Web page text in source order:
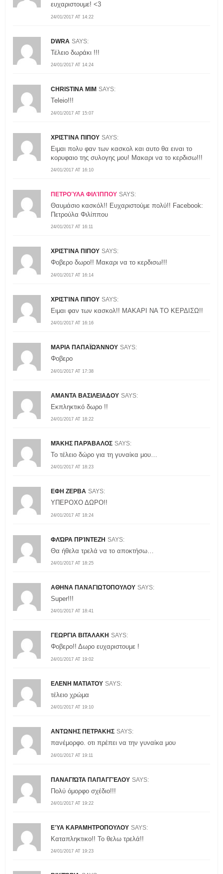
24/01/2017 AT 14:22
ευχαριστουμε! <3
DWRA SAYS:
24/01/2017 AT 14:24
Τέλειο δωράκι !!!
CHRISTINA MIM SAYS:
24/01/2017 AT 15:07
Teleio!!!
ΧΡΙΣΤΊΝΑ ΠΙΠΟΥ SAYS:
24/01/2017 AT 16:10
Ειμαι πολυ φαν των κασκολ και αυτο θα ειναι το
κορυφαιο της συλογης μου! Μακαρι να το κερδισω!!!
ΠΕΤΡΟΎΛΑ ΦΙΛΊΠΠΟΥ SAYS:
24/01/2017 AT 16:11
Θαυμάσιο κασκόλ!! Ευχαριστούμε πολύ!! Facebook:
Πετρούλα Φιλίππου
ΧΡΙΣΤΊΝΑ ΠΙΠΟΥ SAYS:
24/01/2017 AT 16:14
Φοβερο δωρο!! Μακαρι να το κερδισω!!!
ΧΡΙΣΤΊΝΑ ΠΙΠΟΥ SAYS:
24/01/2017 AT 16:16
Ειμαι φαν των κασκολ!! ΜΑΚΑΡΙ ΝΑ ΤΟ ΚΕΡΔΙΣΩ!!
ΜΑΡΙΑ ΠΑΠΑΪΩΆΝΝΟΥ SAYS:
24/01/2017 AT 17:38
Φοβερο
ΑΜΑΝΤΑ ΒΑΣΙΛΕΙΑΔΟΥ SAYS:
24/01/2017 AT 18:22
Εκπληκτικό δωρο !!
ΜΆΚΗΣ ΠΑΡΆΒΑΛΟΣ SAYS:
24/01/2017 AT 18:23
To τέλειο δώρο για τη γυναίκα μου…
ΕΦΗ ΖΕΡΒΑ SAYS:
24/01/2017 AT 18:24
ΥΠΕΡΟΧΟ ΔΩΡΟ!!
ΦΛΏΡΑ ΠΡΊΝΤΕΖΗ SAYS:
24/01/2017 AT 18:25
Θα ήθελα τρελά να το αποκτήσω…
ΑΘΗΝΑ ΠΑΝΑΓΙΩΤΟΠΟΥΛΟΥ SAYS:
24/01/2017 AT 18:41
Super!!!
ΓΕΩΡΓΙΑ ΒΙΤΑΛΑΚΗ SAYS:
24/01/2017 AT 19:02
Φοβερο!! Δωρο ευχαριστουμε !
ΕΛΕΝΗ ΜΑΤΙΑΤΟΥ SAYS:
24/01/2017 AT 19:10
τέλειο χρώμα
ΑΝΤΩΝΗΣ ΠΕΤΡΑΚΗΣ SAYS:
24/01/2017 AT 19:11
πανέμορφο. οτι πρέπει να την γυναίκα μου
ΠΑΝΑΓΙΏΤΑ ΠΑΠΑΓΓΈΛΟΥ SAYS:
24/01/2017 AT 19:22
Πολύ όμορφο σχέδιο!!!
ΕΎΑ ΚΑΡΑΜΗΤΡΟΠΟΥΛΟΥ SAYS:
24/01/2017 AT 19:23
Καταπληκτικο!! Το θελω τρελά!!